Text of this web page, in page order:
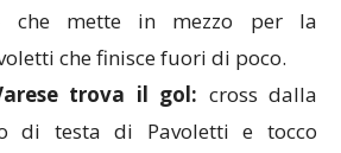
che mette in mezzo per la
che finisce fuori di poco.
trova il gol: cross dalla
di testa di Pavoletti e tocco